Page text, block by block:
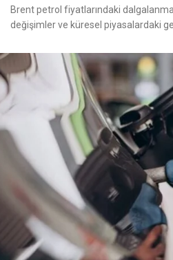
fiyatları
Brent petrol fiyatlarındaki
değişimler ve küresel piyasalardaki